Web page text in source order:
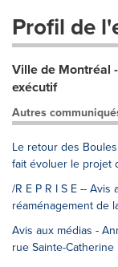
Profil de
Ville de Montréal
exécutif
Autres
Le retour des
fait évoluer le projet
/R E P R I S E --
réaménagement de
Avis aux médias -
rue Sainte-Catherine